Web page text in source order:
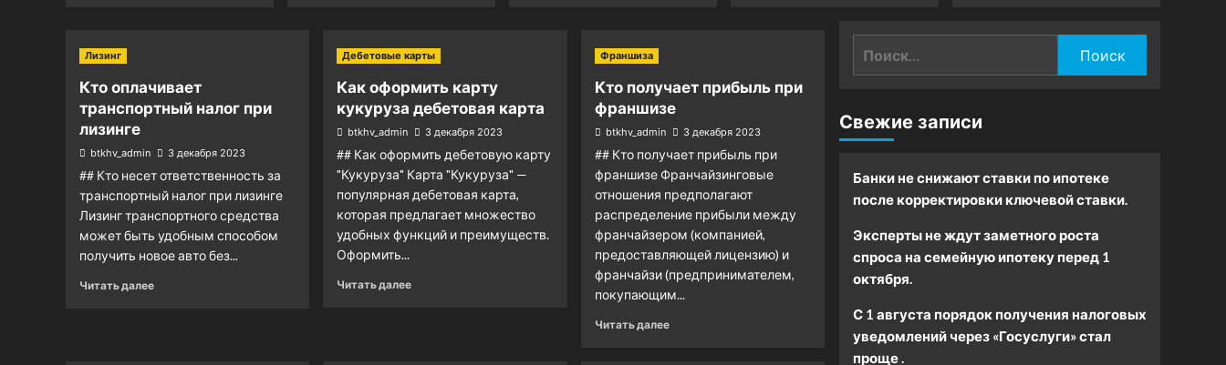
Лизинг
Кто оплачивает
транспортный налог при
лизинге
btkhv_admin 3 декабря 2023
## Кто несет ответственность за
транспортный налог при лизинге
Лизинг транспортного средства
может быть удобным способом
получить новое авто без...
Читать далее
Дебетовые карты
Как оформить карту
кукуруза дебетовая карта
btkhv_admin 3 декабря 2023
## Как оформить дебетовую карту
"Кукуруза" Карта "Кукуруза" —
популярная дебетовая карта,
которая предлагает множество
удобных функций и преимуществ.
Оформить...
Читать далее
Франшиза
Кто получает прибыль при
франшизе
btkhv_admin 3 декабря 2023
## Кто получает прибыль при
франшизе Франчайзинговые
отношения предполагают
распределение прибыли между
франчайзером (компанией,
предоставляющей лицензию) и
франчайзи (предпринимателем,
покупающим...
Читать далее
Свежие записи
Банки не снижают ставки по ипотеке
после корректировки ключевой ставки.
Эксперты не ждут заметного роста
спроса на семейную ипотеку перед 1
октября.
С 1 августа порядок получения налоговых
уведомлений через «Госуслуги» стал
проще .